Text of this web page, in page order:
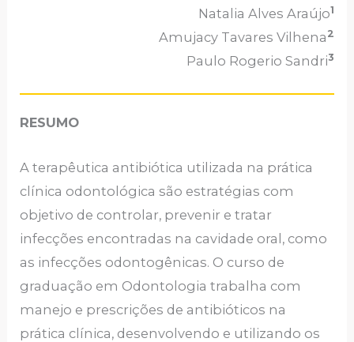
Natalia Alves Araújo1
Amujacy Tavares Vilhena 2
Paulo Rogerio Sandri3
RESUMO
A terapêutica antibiótica utilizada na prática
clínica odontológica são estratégias com
objetivo de controlar, prevenir e tratar
infecções encontradas na cavidade oral, como
as infecções odontogênicas. O curso de
graduação em Odontologia trabalha com
manejo e prescrições de antibióticos na
prática clínica, desenvolvendo e utilizando os